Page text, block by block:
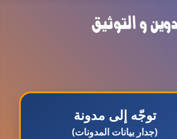
توجّه إلى مدونة
(جدار بيانات المدونات)